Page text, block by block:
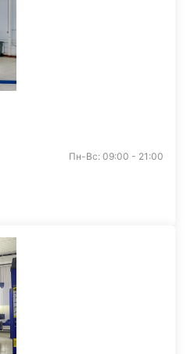
Пн-Вс: 09:00 - 21:00